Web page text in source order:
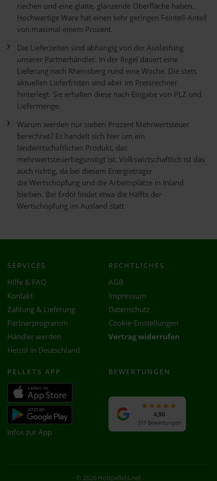
riechen und eine glatte, glänzende Oberfläche haben.
Hochwertige Ware hat einen sehr geringen Feinteil-Anteil
von maximal einem Prozent.
Die Lieferzeiten sind abhängig von der Auslastung
unserer Partnerhändler. In der Regel dauert eine
Lieferung nach Rheinsberg rund eine Woche. Die stets
aktuellen Lieferfristen sind aber im Preisrechner
hinterlegt. Sie erhalten diese nach Eingabe von PLZ und
Liefermenge.
Warum werden nur sieben Prozent Mehrwertsteuer
berechnet? Es handelt sich hier um ein
landwirtschaftliches Produkt, das
mehrwertsteuerbegünstigt ist. Volkswirtschaftlich ist das
auch richtig, da bei diesem Energieträger
die Wertschöpfung und die Arbeitsplätze in Inland
bleiben. Bei Erdöl findet etwa die Hälfte der
Wertschöpfung im Ausland statt.
SERVICES
Hilfe & FAQ
Kontakt
Zahlung & Lieferung
Partnerprogramm
Händler werden
Heizöl in Deutschland
RECHTLICHES
AGB
Impressum
Datenschutz
Cookie-Einstellungen
Vertrag widerrufen
PELLETS APP
Infos zur App
BEWERTUNGEN
4,90
317 Bewertungen
© 2026 Holzpellets.net